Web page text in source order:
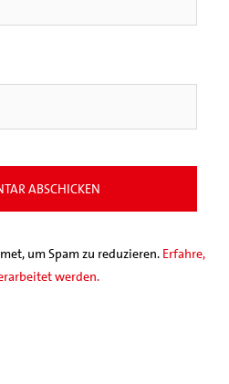
um Spam zu reduzieren. Erfahre,
werden.